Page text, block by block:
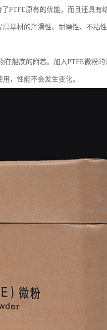
PTFE原有的优能，而且还具有
基材的润滑性、耐磨性、不粘
船底的附着。加入PTFE微粉
，性能不会发生变化。